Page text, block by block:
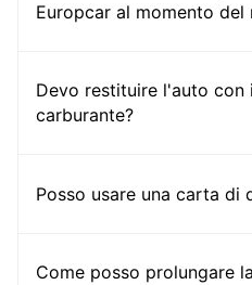
Europcar al momento
Devo restituire l'auto con
carburante?
Posso usare una carta di
Come posso prolungare